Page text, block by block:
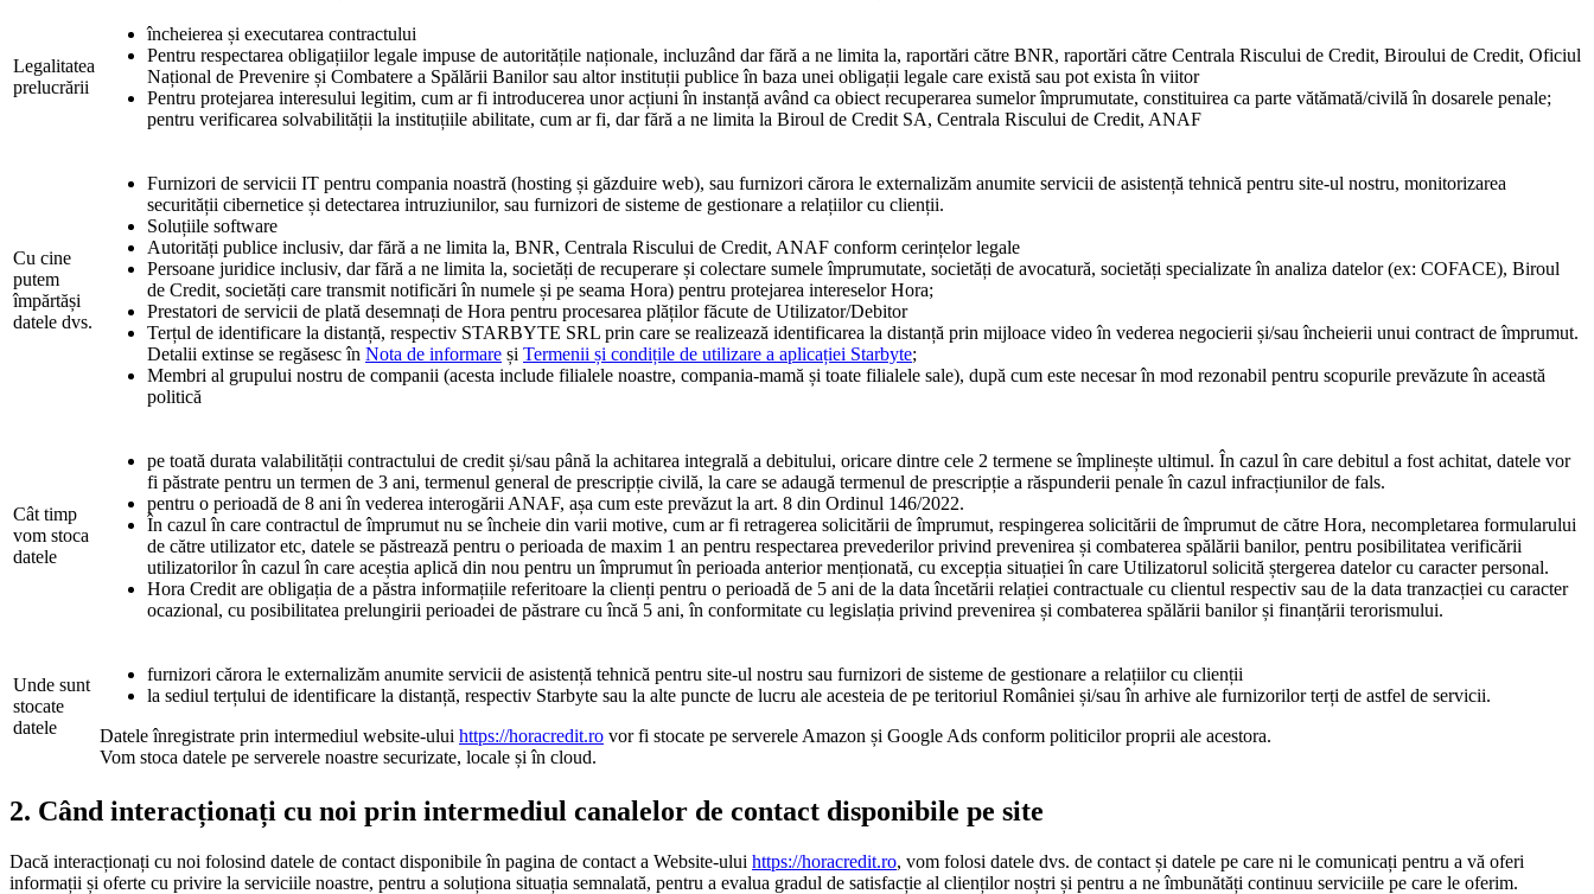
Legalitatea
prelucrării
încheierea și executarea contractului
Pentru respectarea obligațiilor legale impuse de autoritățile naționale, incluzând dar fără a ne limita la, raportări către BNR, raportări către Centrala Riscului de Credit, Biroului de Credit, Oficiul
Național de Prevenire și Combatere a Spălării Banilor sau altor instituții publice în baza unei obligații legale care există sau pot exista în viitor
Pentru protejarea interesului legitim, cum ar fi introducerea unor acțiuni în instanță având ca obiect recuperarea sumelor împrumutate, constituirea ca parte vătămată/civilă în dosarele penale;
pentru verificarea solvabilității la instituțiile abilitate, cum ar fi, dar fără a ne limita la Biroul de Credit SA, Centrala Riscului de Credit, ANAF
Cu cine
putem
împărtăși
datele dvs.
Furnizori de servicii IT pentru compania noastră (hosting și găzduire web), sau furnizori cărora le externalizăm anumite servicii de asistență tehnică pentru site-ul nostru, monitorizarea
securității cibernetice și detectarea intruziunilor, sau furnizori de sisteme de gestionare a relațiilor cu clienții.
Soluțiile software
Autorități publice inclusiv, dar fără a ne limita la, BNR, Centrala Riscului de Credit, ANAF conform cerințelor legale
Persoane juridice inclusiv, dar fără a ne limita la, societăți de recuperare și colectare sumele împrumutate, societăți de avocatură, societăți specializate în analiza datelor (ex: COFACE), Biroul
de Credit, societăți care transmit notificări în numele și pe seama Hora) pentru protejarea intereselor Hora;
Prestatori de servicii de plată desemnați de Hora pentru procesarea plăților făcute de Utilizator/Debitor
Terțul de identificare la distanță, respectiv STARBYTE SRL prin care se realizează identificarea la distanță prin mijloace video în vederea negocierii și/sau încheierii unui contract de împrumut.
Detalii extinse se regăsesc în Nota de informare și Termenii și condițile de utilizare a aplicației Starbyte;
Membri al grupului nostru de companii (acesta include filialele noastre, compania-mamă și toate filialele sale), după cum este necesar în mod rezonabil pentru scopurile prevăzute în această
politică
Cât timp
vom stoca
datele
pe toată durata valabilității contractului de credit și/sau până la achitarea integrală a debitului, oricare dintre cele 2 termene se împlinește ultimul. În cazul în care debitul a fost achitat, datele vor
fi păstrate pentru un termen de 3 ani, termenul general de prescripție civilă, la care se adaugă termenul de prescripție a răspunderii penale în cazul infracțiunilor de fals.
pentru o perioadă de 8 ani în vederea interogării ANAF, așa cum este prevăzut la art. 8 din Ordinul 146/2022.
În cazul în care contractul de împrumut nu se încheie din varii motive, cum ar fi retragerea solicitării de împrumut, respingerea solicitării de împrumut de către Hora, necompletarea formularului
de către utilizator etc, datele se păstrează pentru o perioada de maxim 1 an pentru respectarea prevederilor privind prevenirea și combaterea spălării banilor, pentru posibilitatea verificării
utilizatorilor în cazul în care aceștia aplică din nou pentru un împrumut în perioada anterior menționată, cu excepția situației în care Utilizatorul solicită ștergerea datelor cu caracter personal.
Hora Credit are obligația de a păstra informațiile referitoare la clienți pentru o perioadă de 5 ani de la data încetării relației contractuale cu clientul respectiv sau de la data tranzacției cu caracter
ocazional, cu posibilitatea prelungirii perioadei de păstrare cu încă 5 ani, în conformitate cu legislația privind prevenirea și combaterea spălării banilor și finanțării terorismului.
Unde sunt
stocate
datele
furnizori cărora le externalizăm anumite servicii de asistență tehnică pentru site-ul nostru sau furnizori de sisteme de gestionare a relațiilor cu clienții
la sediul terțului de identificare la distanță, respectiv Starbyte sau la alte puncte de lucru ale acesteia de pe teritoriul României și/sau în arhive ale furnizorilor terți de astfel de servicii.
Datele înregistrate prin intermediul website-ului https://horacredit.ro vor fi stocate pe serverele Amazon și Google Ads conform politicilor proprii ale acestora.
Vom stoca datele pe serverele noastre securizate, locale și în cloud.
2. Când interacționați cu noi prin intermediul canalelor de contact disponibile pe site
Dacă interacționați cu noi folosind datele de contact disponibile în pagina de contact a Website-ului https://horacredit.ro, vom folosi datele dvs. de contact și datele pe care ni le comunicați pentru a vă oferi
informații și oferte cu privire la serviciile noastre, pentru a soluționa situația semnalată, pentru a evalua gradul de satisfacție al clienților noștri și pentru a ne îmbunătăți continuu serviciile pe care le oferim.